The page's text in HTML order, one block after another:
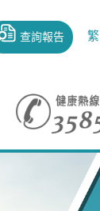
繁
查詢報告